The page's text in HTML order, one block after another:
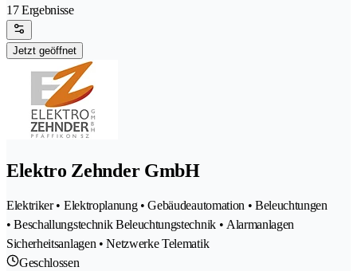
17 Ergebnisse
Jetzt geöffnet
Elektro Zehnder GmbH
Elektriker • Elektroplanung • Gebäudeautomation • Beleuchtungen
• Beschallungstechnik Beleuchtungstechnik • Alarmanlagen
Sicherheitsanlagen • Netzwerke Telematik
Geschlossen